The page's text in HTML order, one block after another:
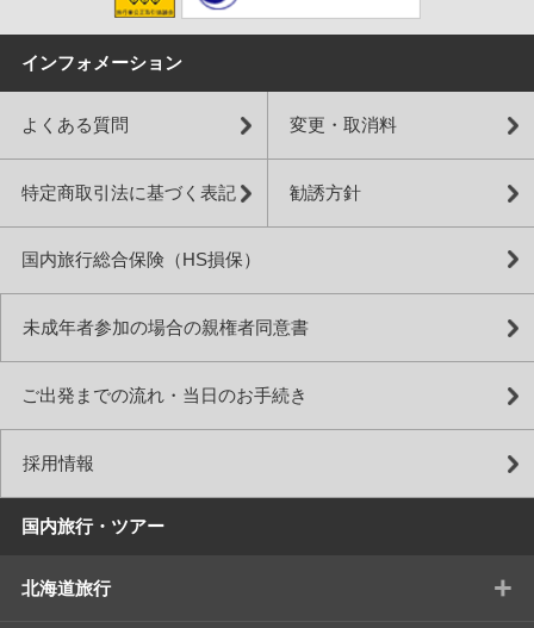
インフォメーション
よくある質問 変更・取消料
特定商取引法に基づく表記 勧誘方針
国内旅行総合保険（HS損保）
未成年者参加の場合の親権者同意書
ご出発までの流れ・当日のお手続き
採用情報
国内旅行・ツアー
北海道旅行 +